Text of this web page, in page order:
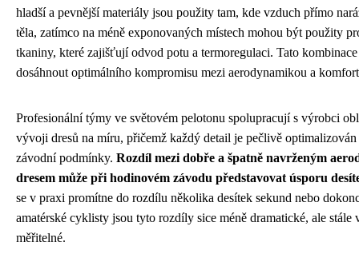
hladší a pevnější materiály jsou použity tam, kde vzduch přímo
těla, zatímco na méně exponovaných místech mohou být použity
tkaniny, které zajišťují odvod potu a termoregulaci. Tato
dosáhnout optimálního kompromisu mezi aerodynamikou a
Profesionální týmy ve světovém pelotonu spolupracují s výrobci
vývoji dresů na míru, přičemž každý detail je pečlivě
závodní podmínky. Rozdíl mezi dobře a špatně navrženým
dresem může při hodinovém závodu představovat úsporu
se v praxi promítne do rozdílu několika desítek sekund nebo
amatérské cyklisty jsou tyto rozdíly sice méně dramatické, ale stále
měřitelné.